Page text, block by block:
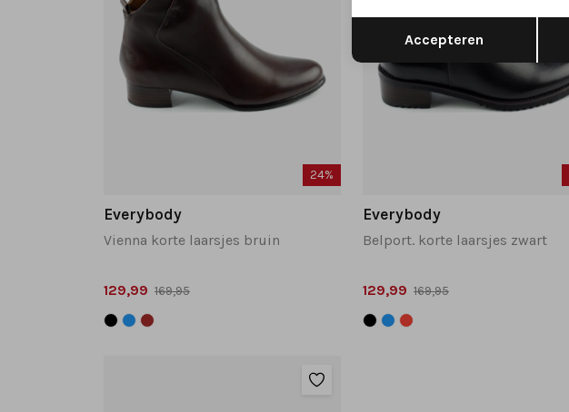
24%
Everybody
Vienna korte laarsjes bruin
129,99 169,95
Everybody
Belport. korte laarsjes zwart
129,99 169,95
Terug
Accepteren